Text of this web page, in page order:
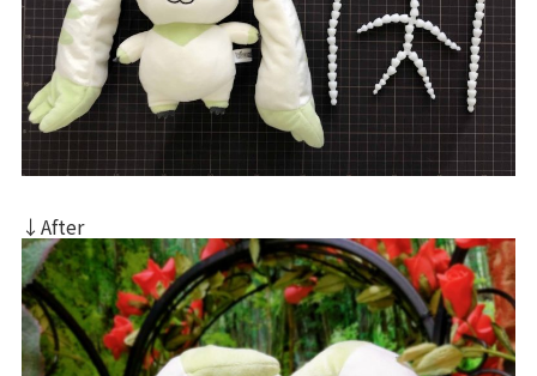
↓After